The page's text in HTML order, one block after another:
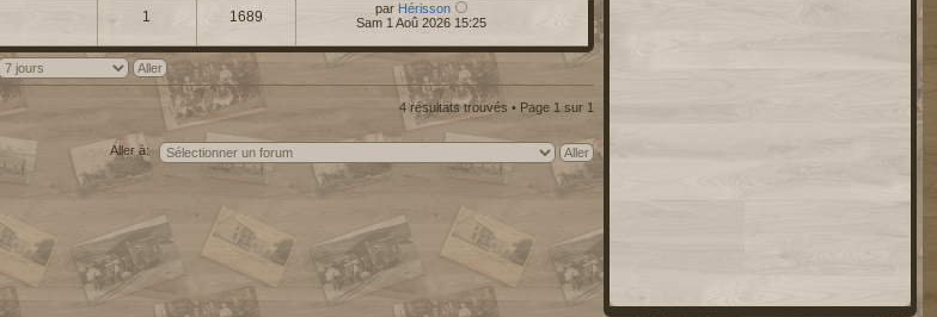
1 1689 par Hérisson
Sam 1 Aoû 2026 15:25
4 résultats trouvés • Page 1 sur 1
Aller à: